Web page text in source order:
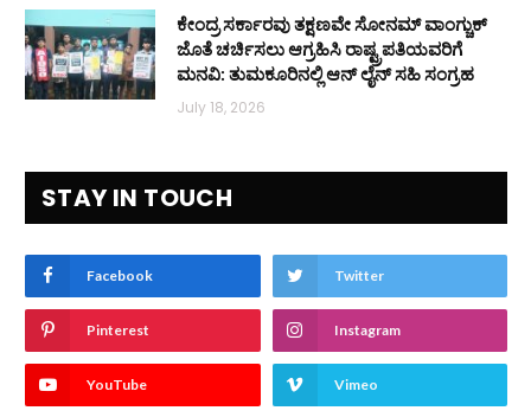
ಕೇಂದ್ರ ಸರ್ಕಾರವು ತಕ್ಷಣವೇ ಸೋನಮ್ ವಾಂಗ್ಚುಕ್
ಜೊತೆ ಚರ್ಚಿಸಲು ಆಗ್ರಹಿಸಿ ರಾಷ್ಟ್ರಪತಿಯವರಿಗೆ
ಮನವಿ: ತುಮಕೂರಿನಲ್ಲಿ ಆನ್‌ ಲೈನ್ ಸಹಿ ಸಂಗ್ರಹ
July 18, 2026
STAY IN TOUCH
Facebook Twitter
Pinterest Instagram
YouTube Vimeo